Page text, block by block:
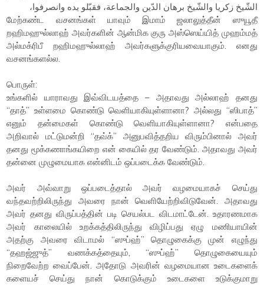
الشّيخ زكريا والشّيخ برهان الدّين والجماعة، فقبّلو يده وانصرفوا،
மேற்கண்ட வசனங்கள் யாவும் இமாம் ஜலாலுத்தீன் ஸுயூதீ
றஹிமஹுல்லாஹ் அவர்களின் ஆன்மிக குரு அஸ்ஸெய்யித் முஹம்மத்
அல்மக்ரிபீ றஹிமஹுல்லாஹ் அவர்களுக்குரியவையாகும். எனது
வசனங்களல்ல.
பொருள்:
உங்களில் யாராவது இவ்விடயத்தை – அதாவது அல்லாஹ் தனது
“தாத்” உள்ளமை கொண்டு வெளியாகியுள்ளானா? அல்லது “ஸிபாத்”
எனும் தன்மைகள் கொண்டு வெளியாகியுள்ளானா? என்பதை
அறிவால் மட்டுமன்றி “தவ்க்” அனுபவித்தறிய விரும்பினால் அவர்
தனது மூக்கணாங்கயிறை என் கையில் தர வேண்டும். அதாவது அவர்
தன்னை முழுமையாக என்னிடம் ஒப்படைக்க வேண்டும்.
அவர் அவ்வாறு ஒப்படைத்தால் அவர் வழமையாகச் செய்து
வந்தவற்றிலிருந்து அவரை நான் வெளியேற்றிவிடுவேன். அதாவது
அவர் தனது விருப்பத்தின் படி செயல்பட விடமாட்டேன். உதாரணமாக
அவர் காலையில் உறக்கத்திலிருந்து விழிப்பது ஏழு மணியாயின்
அதற்கு அவரை விடாமல் “ஸுப்ஹ்” தொழுகைக்கு முன் எழுந்து
“தஹஜ்ஜுத்” வணக்கத்தையும், “ஸுப்ஹ்” தொழுகையையும்
நிறைவேற்ற வைப்பேன். அதோடு அவரின் வழமையான உடைகளைக்
களையச் செய்து நான் கொடுக்கும் உடைகளை உடுக்குமாறு